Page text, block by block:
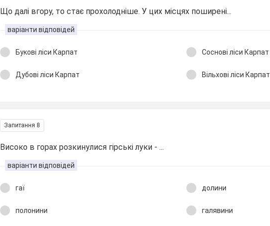
Що далі вгору, то стає прохолодніше. У цих місцях поширені...
варіанти відповідей
Букові ліси Карпат Соснові ліси Карпат
Дубові ліси Карпат Вільхові ліси Карпат
Запитання 8
Високо в горах розкинулися гірські луки - ...
варіанти відповідей
гаї долини
полонини галявини